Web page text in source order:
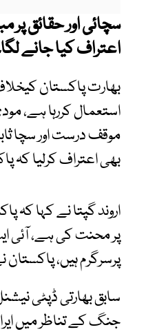
سچائی اور حقائق
اعتراف کیا جانے
بھارت پاکستان
استعمال کررہا ہے،
موقف درست اور سچا
بھی اعتراف کرلیا کہ
اروند گپتا نے کہا کہ
پر محنت کی ہے، آئی
پرسرگرم ہیں،
سابق بھارتی ڈپٹی
جنگ کے تناظر میں